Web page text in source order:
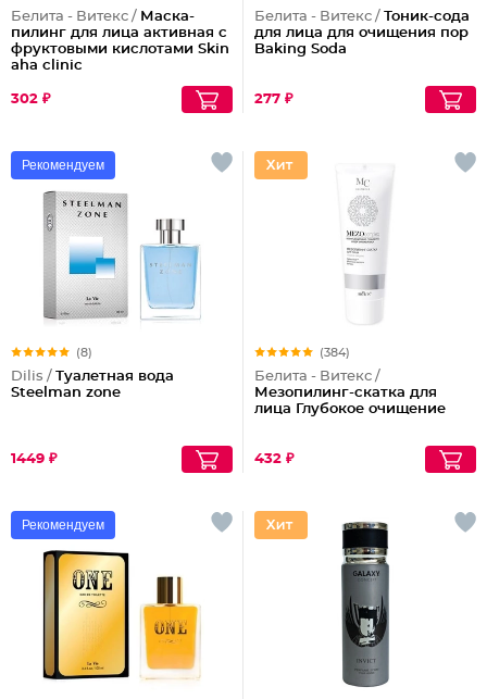
Белита - Витекс / Маска-
пилинг для лица активная с
фруктовыми кислотами Skin
aha clinic
302 ₽
Белита - Витекс / Тоник-сода
для лица для очищения пор
Baking Soda
277 ₽
Рекомендуем
(8)
Dilis / Туалетная вода
Steelman zone
1449 ₽
(384)
Белита - Витекс /
Мезопилинг-скатка для
лица Глубокое очищение
432 ₽
Рекомендуем